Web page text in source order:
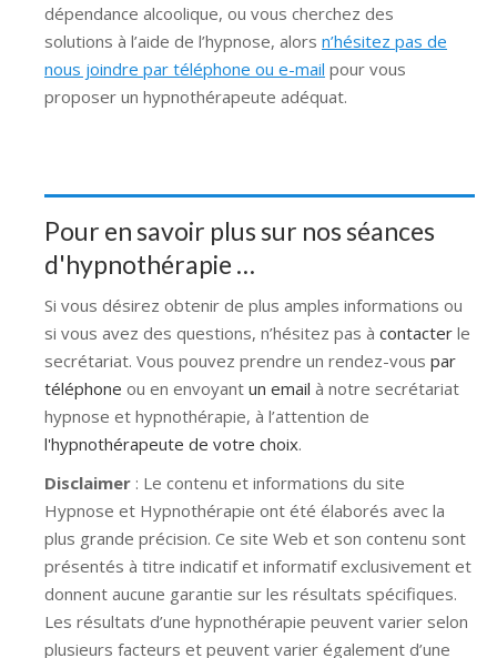
dépendance alcoolique, ou vous cherchez des
solutions à l’aide de l’hypnose, alors n’hésitez pas de
nous joindre par téléphone ou e-mail pour vous
proposer un hypnothérapeute adéquat.
Pour en savoir plus sur nos séances
d'hypnothérapie …
Si vous désirez obtenir de plus amples informations ou
si vous avez des questions, n’hésitez pas à contacter le
secrétariat. Vous pouvez prendre un rendez-vous par
téléphone ou en envoyant un email à notre secrétariat
hypnose et hypnothérapie, à l’attention de
l'hypnothérapeute de votre choix.
Disclaimer : Le contenu et informations du site
Hypnose et Hypnothérapie ont été élaborés avec la
plus grande précision. Ce site Web et son contenu sont
présentés à titre indicatif et informatif exclusivement et
donnent aucune garantie sur les résultats spécifiques.
Les résultats d’une hypnothérapie peuvent varier selon
plusieurs facteurs et peuvent varier également d’une